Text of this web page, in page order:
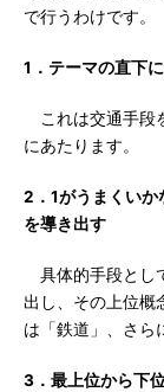
で行うわけです。
1．テーマの直下
これは交通手段
にあたります。
2．1がうまくいか
を導き出す
具体的手段とし
出し、その上位概
は「鉄道」、さら
3．最上位から下